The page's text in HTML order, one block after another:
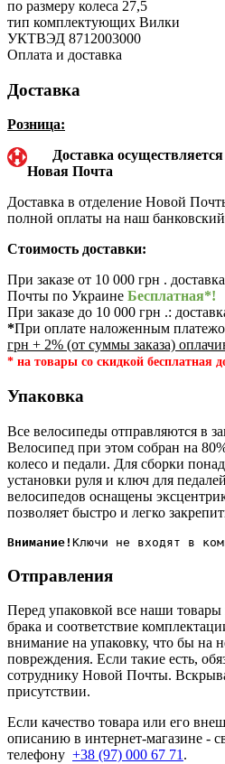
по размеру колеса 27,5
тип комплектующих Вилки
УКТВЭД 8712003000
Оплата и доставка
Доставка
Розница:
Доставка осуществляется
Новая Почта
Доставка в отделение Новой
полной оплаты на наш банковский
Стоимость доставки:
При заказе от 10 000 грн .
Почты по Украине Бесплатная*!
При заказе до 10 000 грн .:
*При оплате наложенным
грн + 2% (от суммы заказа)
* на товары со скидкой бесплатная
Упаковка
Все велосипеды отправляются в
Велосипед при этом собран на
колесо и педали. Для сборки
установки руля и ключ для
велосипедов оснащены
позволяет быстро и легко
Внимание!
Отправления
Перед упаковкой все наши товары
брака и соответствие
внимание на упаковку, что бы на
повреждения. Если такие есть,
сотруднику Новой Почты.
присутствии.
Если качество товара или его
описанию в интернет-магазине -
телефону +38 (97) 000 67 71 .